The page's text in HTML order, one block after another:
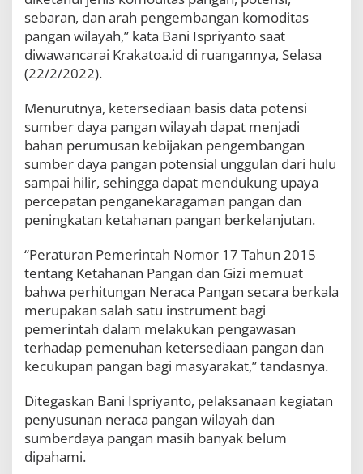
a
m
p
u
k
a
n
G
e
l
a
r
m
u
T
e
h
n
i
s
t
u
g
a
sebaran, dan arah pengembangan komoditas
pangan wilayah,” kata Bani Ispriyanto saat
diwawancarai Krakatoa.id di ruangannya, Selasa
(22/2/2022).
Menurutnya, ketersediaan basis data potensi
sumber daya pangan wilayah dapat menjadi
bahan perumusan kebijakan pengembangan
sumber daya pangan potensial unggulan dari hulu
sampai hilir, sehingga dapat mendukung upaya
percepatan penganekaragaman pangan dan
peningkatan ketahanan pangan berkelanjutan.
“Peraturan Pemerintah Nomor 17 Tahun 2015
tentang Ketahanan Pangan dan Gizi memuat
bahwa perhitungan Neraca Pangan secara berkala
merupakan salah satu instrument bagi
pemerintah dalam melakukan pengawasan
terhadap pemenuhan ketersediaan pangan dan
kecukupan pangan bagi masyarakat,” tandasnya.
Ditegaskan Bani Ispriyanto, pelaksanaan kegiatan
penyusunan neraca pangan wilayah dan
sumberdaya pangan masih banyak belum
dipahami.